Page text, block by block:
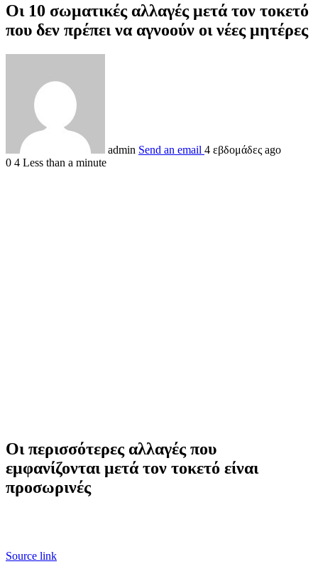
Οι 10 σωματικές αλλαγές μετά τον τοκετό
που δεν πρέπει να αγνοούν οι νέες μητέρες
admin Send an email 4 εβδομάδες ago
0 4 Less than a minute
Οι περισσότερες αλλαγές που
εμφανίζονται μετά τον τοκετό είναι
προσωρινές
Source link